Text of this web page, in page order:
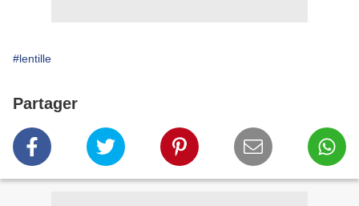
#lentille
Partager